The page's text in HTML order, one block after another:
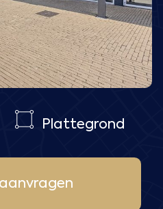
Plattegrond